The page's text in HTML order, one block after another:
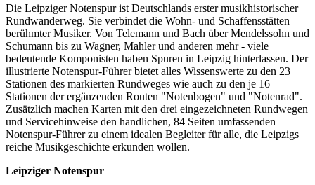
Die Leipziger Notenspur ist Deutschlands erster musikhistorischer
Rundwanderweg. Sie verbindet die Wohn- und Schaffensstätten
berühmter Musiker. Von Telemann und Bach über Mendelssohn und
Schumann bis zu Wagner, Mahler und anderen mehr - viele
bedeutende Komponisten haben Spuren in Leipzig hinterlassen. Der
illustrierte Notenspur-Führer bietet alles Wissenswerte zu den 23
Stationen des markierten Rundweges wie auch zu den je 16
Stationen der ergänzenden Routen "Notenbogen" und "Notenrad".
Zusätzlich machen Karten mit den drei eingezeichneten Rundwegen
und Servicehinweise den handlichen, 84 Seiten umfassenden
Notenspur-Führer zu einem idealen Begleiter für alle, die Leipzigs
reiche Musikgeschichte erkunden wollen.
Leipziger Notenspur